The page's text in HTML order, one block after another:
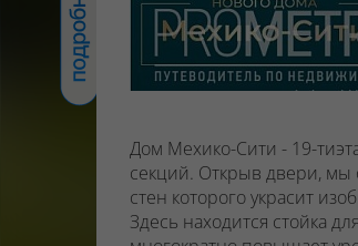
Дом Мехико-Сити - 19-
секций. Открыв двери, мы
стен которого украсит
Здесь находится стойка